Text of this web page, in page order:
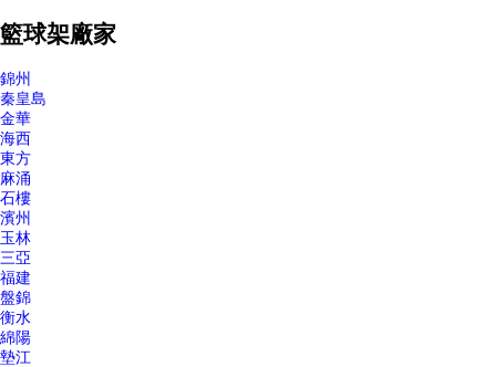
籃球架廠家
錦州
秦皇島
金華
海西
東方
麻涌
石樓
濱州
玉林
三亞
福建
盤錦
衡水
綿陽
墊江